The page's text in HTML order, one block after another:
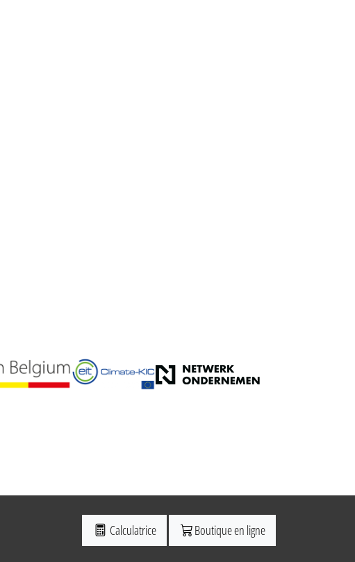
Calculatrice Boutique en ligne